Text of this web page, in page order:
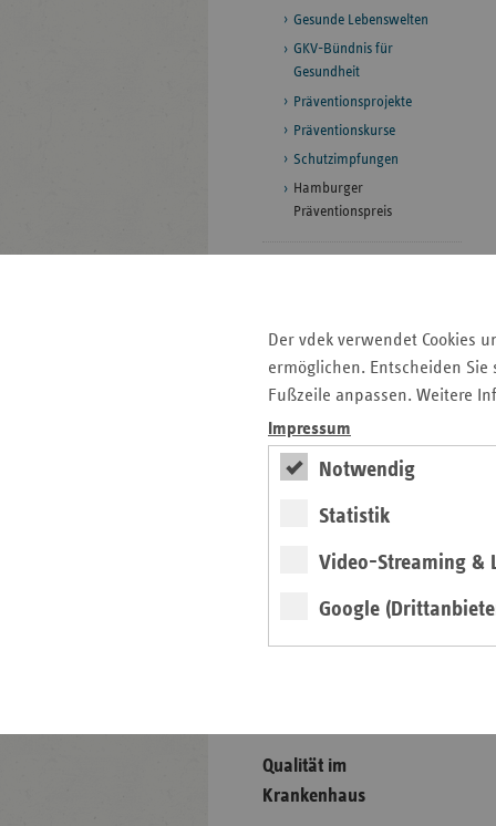
Der vdek verwendet Cookies
ermöglichen. Entscheiden
Fußzeile anpassen. Weitere
Impressum
Notwendig
Statistik
Video-Streaming &
Google
Gesunde Lebenswelten
GKV-Bündnis für
Gesundheit
Präventionsprojekte
Präventionskurse
Schutzimpfungen
Hamburger
Präventionspreis
Sektorübergreifende
Versorgung
Vorsorge und Rehabilitation
Zahnärzte
Seitenleiste
weiteren
Auf einen Blick
Pressemitteilungen
Qualität im
Krankenhaus